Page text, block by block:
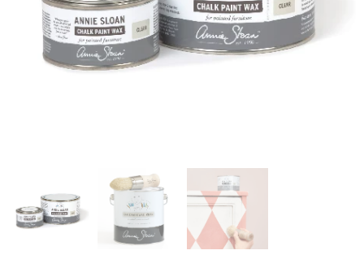
vosk a štětec Clear Chalk Paint Wax